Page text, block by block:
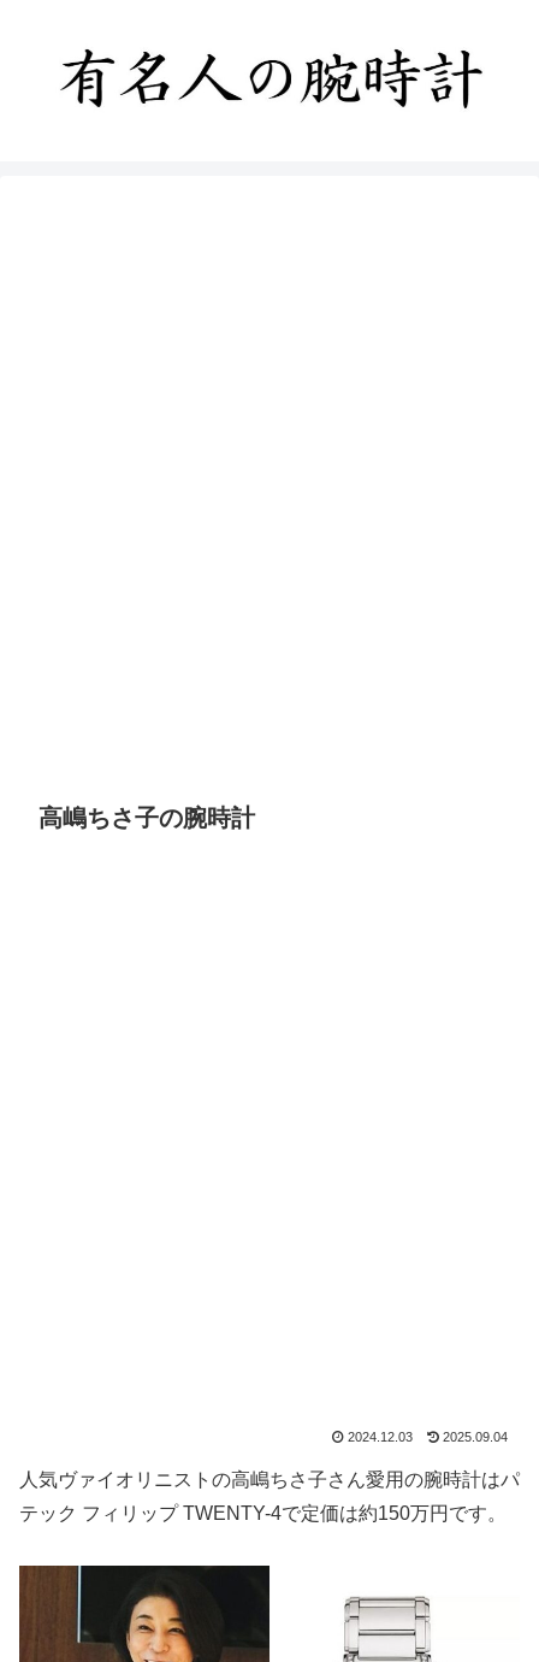
高嶋ちさ子の腕時計
2024.12.03 2025.09.04
人気ヴァイオリニストの高嶋ちさ子さん愛用の腕時計はパ
テック フィリップ TWENTY-4で定価は約150万円です。